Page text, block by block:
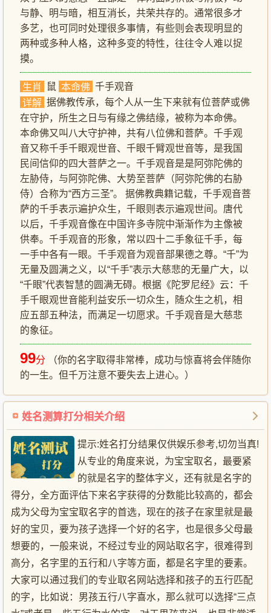
与静、明与暗，相互消长，共荣共存的。通常很多才
多艺，也可同时处理很多事情，有些则会表现明显的
两种或多种人格，这种多变的特性，往往令人难以捉
摸。
生肖 鼠 本命佛 千手观音
详解 据佛教传承，每个人从一生下来就有位菩萨或佛
在守护，所生之日与有缘之佛结缘，被称为本命佛。
本命佛又叫八大守护神，共有八位佛和菩萨。千手观
音又称千手千眼观世音、千眼千臂观世音等，是我国
民间信仰的四大菩萨之一。千手观音是是阿弥陀佛的
左胁侍，与阿弥陀佛、大势至菩萨（阿弥陀佛的右胁
侍）合称为“西方三圣”。 据佛教典籍记载，千手观音菩
萨的千手表示遍护众生，千眼则表示遍观世间。唐代
以后，千手观音像在中国许多寺院中渐渐作为主像被
供奉。千手观音的形象，常以四十二手象征千手，每
一手中各有一眼。千手观音为观音部果德之尊。“千”为
无量及圆满之义，以“千手”表示大慈悲的无量广大，以
“千眼”代表智慧的圆满无碍。根据《陀罗尼经》云：千
手千眼观世音能利益安乐一切众生，随众生之机，相
应五部五种法，而满足一切愿求。千手观音是大慈悲
的象征。
99分 （你的名字取得非常棒，成功与惊喜将会伴随你
的一生。但千万注意不要失去上进心。）
姓名测算打分相关介绍
提示:姓名打分结果仅供娱乐参考,切勿当真!
从专业的角度来说，为宝宝取名，最要紧
的就是名字的整体字义，还有就是名字的
得分，全方面评估下来名字获得的分数能比较高的，都会
成为父母为宝宝取名字的首选，现在的孩子在家里就是最
好的宝贝，要为孩子选择一个好的名字，也是很多父母最
想要的，一般来说，不经过专业的网站取名字，很难得到
高分，名字里的五行和八字等方面，都是名字里的要素。
大家可以通过我们的专业取名网站选择和孩子的五行匹配
的字，比如说：男孩五行八字喜水，那么就可以选择“三点